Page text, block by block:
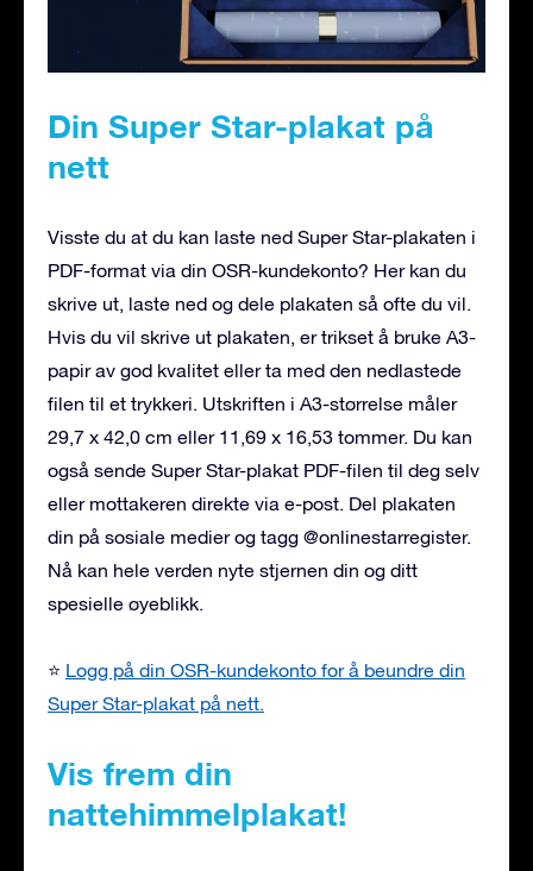
Din Super Star-plakat på
nett
Visste du at du kan laste ned Super Star-plakaten i
PDF-format via din OSR-kundekonto? Her kan du
skrive ut, laste ned og dele plakaten så ofte du vil.
Hvis du vil skrive ut plakaten, er trikset å bruke A3-
papir av god kvalitet eller ta med den nedlastede
filen til et trykkeri. Utskriften i A3-størrelse måler
29,7 x 42,0 cm eller 11,69 x 16,53 tommer. Du kan
også sende Super Star-plakat PDF-filen til deg selv
eller mottakeren direkte via e-post. Del plakaten
din på sosiale medier og tagg @onlinestarregister.
Nå kan hele verden nyte stjernen din og ditt
spesielle øyeblikk.
⭐ Logg på din OSR-kundekonto for å beundre din
Super Star-plakat på nett.
Vis frem din
nattehimmelplakat!